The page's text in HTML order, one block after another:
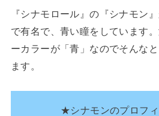
『シナモロール』の『シナモン
で有名で、青い瞳をしています
ーカラーが「青」なのでそんな
ます。
★シナモンのプロフ